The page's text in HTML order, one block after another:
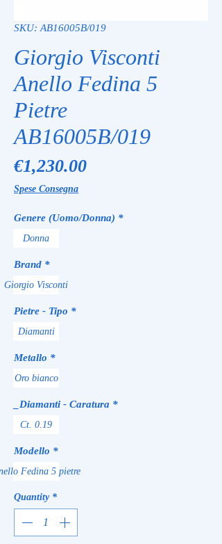
SKU: AB16005B/019
Giorgio Visconti
Anello Fedina 5
Pietre
AB16005B/019
€1,230.00Price
Spese Consegna
Genere (Uomo/Donna) *
Donna
Brand *
Giorgio Visconti
Pietre - Tipo *
Diamanti
Metallo *
Oro bianco
_Diamanti - Caratura *
Ct. 0.19
Modello *
Fedina 5 pietre
Quantity *